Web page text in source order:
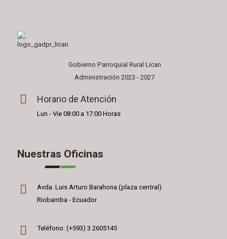
Gobierno Parroquial Rural Lican
Administración 2023 - 2027
Horario de Atención
Lun - Vie 08:00 a 17:00 Horas
Nuestras Oficinas
Avda. Luis Arturo Barahona (plaza central)
Riobamba - Ecuador
Teléfono: (+593) 3 2605145